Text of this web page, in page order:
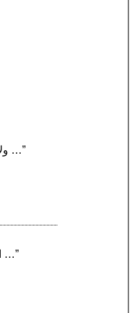
“ولاية وهران ‏ ‏ هي ولاية تتواجد في الغرب الجزائري وعاصمتها هي مدينة وهران. يحدها من الشرق ولاية مستغانم، إلى الجنوب الشرقي من ولاية معسكر …”
“الفَنَكْ أو ثعلب الصحراء أو الحصيني، كما يعرف أحيانًا، هو أحد أنواع الثعالب الصغيرة الحجم والذي يعيش في الصحراء الكبرى في شمال أفريقيا وبعض …”